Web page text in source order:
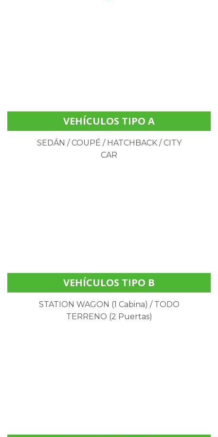
VEHÍCULOS TIPO A
SEDÁN / COUPÉ / HATCHBACK / CITY
CAR
VEHÍCULOS TIPO B
STATION WAGON (1 Cabina) / TODO
TERRENO (2 Puertas)